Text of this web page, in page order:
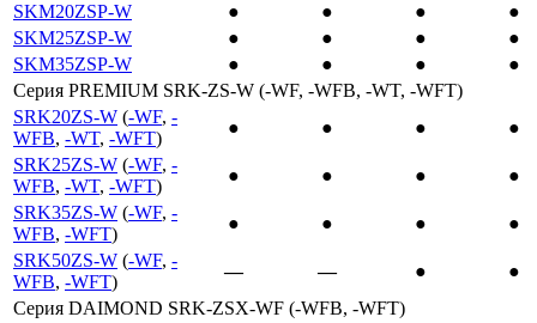
SKM20ZSP-W
● ● ●
●
SKM25ZSP-W
● ● ●
●
SKM35ZSP-W
● ● ●
●
Серия PREMIUM SRK-ZS-W (-WF, -WFB, -WT, -WFT)
SRK20ZS-W (-WF, -
WFB, -WT, -WFT)
● ● ●
●
SRK25ZS-W (-WF, -
WFB, -WT, -WFT)
● ● ●
●
SRK35ZS-W (-WF, -
WFB, -WFT)
● ● ●
●
SRK50ZS-W (-WF, -
WFB, -WFT)
― ― ●
●
Серия DAIMOND SRK-ZSX-WF (-WFB, -WFT)